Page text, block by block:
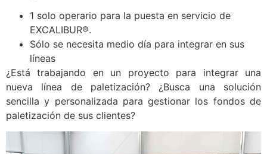
1 solo operario para la puesta en servicio de
EXCALIBUR®.
Sólo se necesita medio día para integrar en sus
líneas
¿Está trabajando en un proyecto para integrar una
nueva línea de paletización? ¿Busca una solución
sencilla y personalizada para gestionar los fondos de
paletización de sus clientes?